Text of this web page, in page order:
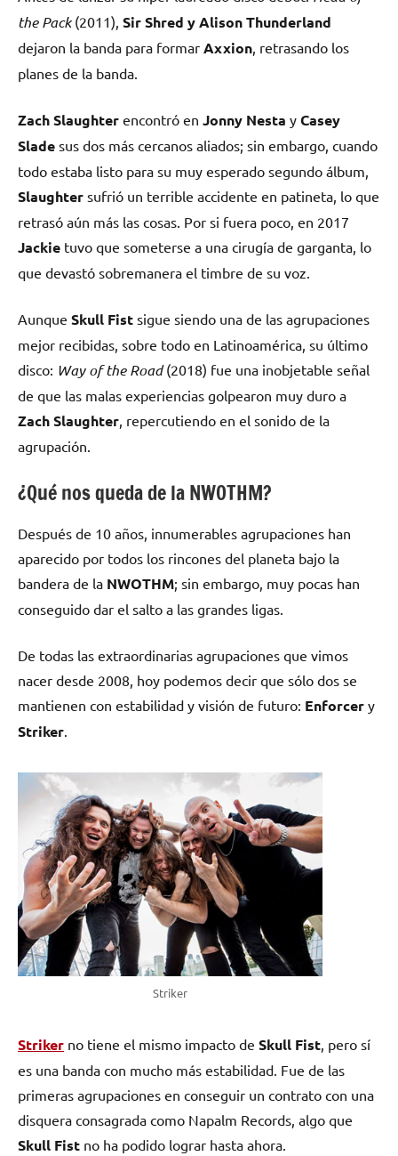
the Pack(2011), Sir Shred y Alison Thunderland
dejaron la banda para formar Axxion , retrasando los
planes de la banda.
Zach Slaughter encontró en Jonny Nesta y Casey
Slade sus dos más cercanos aliados; sin embargo, cuando
todo estaba listo para su muy esperado segundo álbum,
Slaughter sufrió un terrible accidente en patineta, lo que
retrasó aún más las cosas. Por si fuera poco, en 2017
Jackie tuvo que someterse a una cirugía de garganta, lo
que devastó sobremanera el timbre de su voz.
Aunque Skull Fist sigue siendo una de las agrupaciones
mejor recibidas, sobre todo en Latinoamérica, su último
disco: Way of the Road(2018) fue una inobjetable señal
de que las malas experiencias golpearon muy duro a
Zach Slaughter , repercutiendo en el sonido de la
agrupación.
¿Qué nos queda de la NWOTHM?
Después de 10 años, innumerables agrupaciones han
aparecido por todos los rincones del planeta bajo la
bandera de la NWOTHM; sin embargo, muy pocas han
conseguido dar el salto a las grandes ligas.
De todas las extraordinarias agrupaciones que vimos
nacer desde 2008, hoy podemos decir que sólo dos se
mantienen con estabilidad y visión de futuro: Enforcer y
Striker.
Striker
Striker no tiene el mismo impacto de Skull Fist, pero sí
es una banda con mucho más estabilidad. Fue de las
primeras agrupaciones en conseguir un contrato con una
disquera consagrada como Napalm Records, algo que
Skull Fist no ha podido lograr hasta ahora.